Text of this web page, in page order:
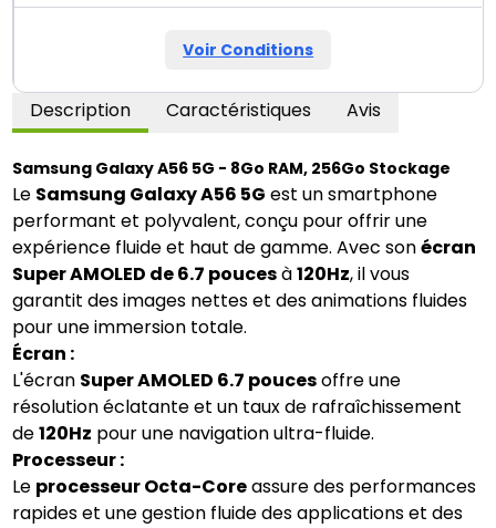
Voir Conditions
Description Caractéristiques Avis
Samsung Galaxy A56 5G - 8Go RAM, 256Go Stockage
Le Samsung Galaxy A56 5G est un smartphone
performant et polyvalent, conçu pour offrir une
expérience fluide et haut de gamme. Avec sonécran
Super AMOLED de 6.7 poucesà120Hz, il vous
garantit des images nettes et des animations fluides
pour une immersion totale.
Écran :
L'écran Super AMOLED 6.7 poucesoffre une
résolution éclatante et un taux de rafraîchissement
de120Hz pour une navigation ultra-fluide.
Processeur :
Le processeur Octa-Coreassure des performances
rapides et une gestion fluide des applications et des